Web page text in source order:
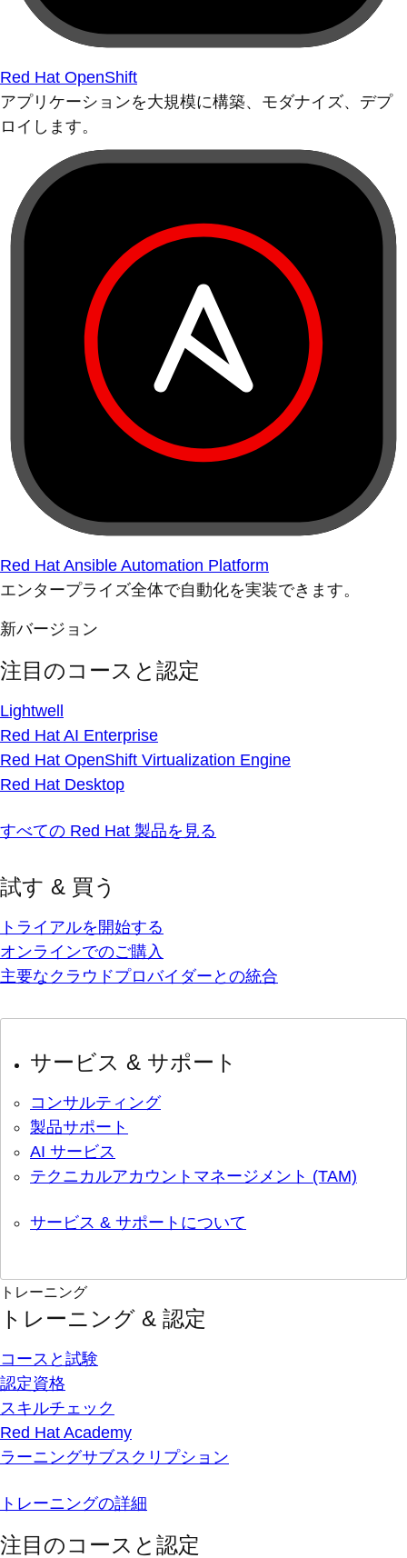
Red Hat OpenShift
アプリケーションを大規模に構築、モダナイズ、デプ
ロイします。
Red Hat Ansible Automation Platform
エンタープライズ全体で自動化を実装できます。
新バージョン
注目のコースと認定
Lightwell
Red Hat AI Enterprise
Red Hat OpenShift Virtualization Engine
Red Hat Desktop
すべての Red Hat 製品を見る
試す & 買う
トライアルを開始する
オンラインでのご購入
主要なクラウドプロバイダーとの統合
サービス & サポート
コンサルティング
製品サポート
AI サービス
テクニカルアカウントマネージメント (TAM)
サービス & サポートについて
トレーニング
トレーニング & 認定
コースと試験
認定資格
スキルチェック
Red Hat Academy
ラーニングサブスクリプション
トレーニングの詳細
注目のコースと認定